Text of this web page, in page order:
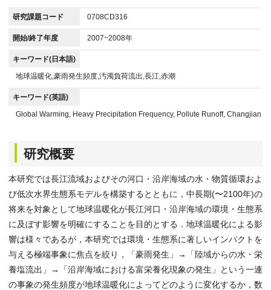
研究課題コード 0708CD316
開始/終了年度 2007~2008年
キーワード(日本語)
地球温暖化,豪雨発生頻度,汚濁負荷流出,長江,赤潮
キーワード(英語)
Global Warming, Heavy Precipitation Frequency, Pollute Runoff, Changjiang
研究概要
本研究では長江流域およびその河口・沿岸海域の水・物質循環およ
び低次水界生態系モデルを構築するとともに，中長期(〜2100年)の
将来を対象として地球温暖化が長江河口・沿岸海域の環境・生態系
に及ぼす影響を明確にすることを目的とする．地球温暖化による影
響は様々であるが，本研究では環境・生態系に著しいインパクトを
与える極端事象に焦点を絞り，「豪雨発生」→「陸域からの水・栄
養塩流出」→「沿岸海域における富栄養化現象の発生」という一連
の事象の発生頻度が地球温暖化によってどのように変化するか，数